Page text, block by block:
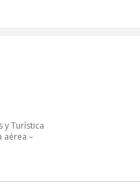
y Turística
aérea –